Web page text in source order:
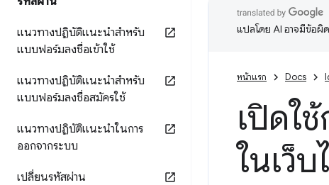
แนวทางปฏิบัติแนะนำสำหรับ
แบบฟอร์มลงชื่อเข้าใช้
แนวทางปฏิบัติแนะนำสำหรับ
แบบฟอร์มลงชื่อสมัครใช้
แนวทางปฏิบัติแนะนำในการ
ออกจากระบบ
เปลี่ยนรหัสผ่าน
แปลโดย AI อาจมีข้อผิ
หน้าแรก Docs
เปิดใ
ในเว็